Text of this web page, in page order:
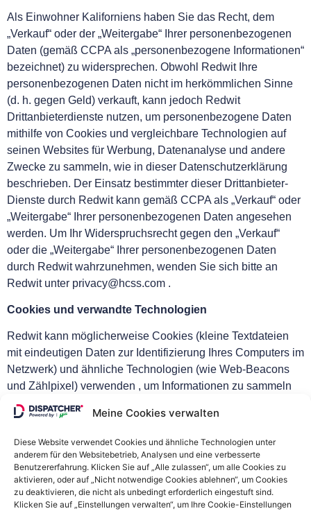
Meine Cookies verwalten
Diese Website verwendet Cookies und ähnliche Technologien unter
anderem für den Websitebetrieb, Analysen und eine verbesserte
Benutzererfahrung. Klicken Sie auf „Alle zulassen“, um alle Cookies zu
aktivieren, oder auf „Nicht notwendige Cookies ablehnen“, um Cookies
zu deaktivieren, die nicht als unbedingt erforderlich eingestuft sind.
Klicken Sie auf „Einstellungen verwalten“, um Ihre Cookie-Einstellungen
Als Einwohner Kaliforniens haben Sie das Recht, dem
„Verkauf“ oder der „Weitergabe“ Ihrer personenbezogenen
Daten (gemäß CCPA als „personenbezogene Informationen“
bezeichnet) zu widersprechen. Obwohl Redwit Ihre
personenbezogenen Daten nicht im herkömmlichen Sinne
(d. h. gegen Geld) verkauft, kann jedoch Redwit
Drittanbieterdienste nutzen, um personenbezogene Daten
mithilfe von Cookies und vergleichbare Technologien auf
seinen Websites für Werbung, Datenanalyse und andere
Zwecke zu sammeln, wie in dieser Datenschutzerklärung
beschrieben. Der Einsatz bestimmter dieser Drittanbieter-
Dienste durch Redwit kann gemäß CCPA als „Verkauf“ oder
„Weitergabe“ Ihrer personenbezogenen Daten angesehen
werden. Um Ihr Widerspruchsrecht gegen den „Verkauf“
oder die „Weitergabe“ Ihrer personenbezogenen Daten
durch Redwit wahrzunehmen, wenden Sie sich bitte an
Redwit unter privacy@hcss.com .
Cookies und verwandte Technologien
Redwit kann möglicherweise Cookies (kleine Textdateien
mit eindeutigen Daten zur Identifizierung Ihres Computers im
Netzwerk) und ähnliche Technologien (wie Web-Beacons
und Zählpixel) verwenden , um Informationen zu sammeln
und zu speichern, wenn Sie die Websites von Redwit
nutzen und mit ihnen interagieren. Diese können unter
anderem für den Betrieb der Website, die Analyse-, die
Verbesserung der Benutzererfahrung und für Werbezwecke
verwendet werden. Websites von Redwit verwenden auch
Tracking-Technologien von Drittanbietern, insbesondere
solche, die von Werbe-, Marketing-, Sitzungsaufzeichnungs-